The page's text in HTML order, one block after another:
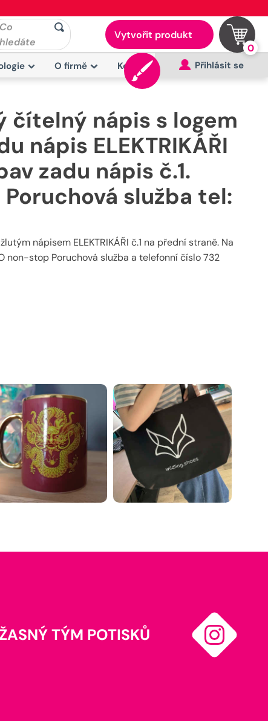
Co
hledáte
Vytvořit produkt
0
O firmě Kontakt Přihlásit se
nápis s logem
nápis ELEKTRIKÁŘI
zadu nápis č.1.
Poruchová služba tel:
nápisem ELEKTRIKÁŘI č.1 na přední straně. Na
non-stop Poruchová služba a telefonní číslo 732
TÝM POTISKŮ